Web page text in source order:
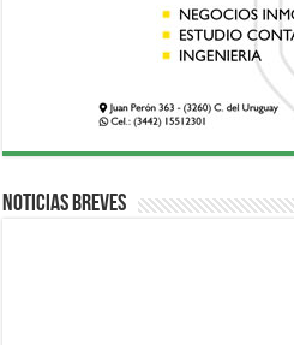
Noticias breves